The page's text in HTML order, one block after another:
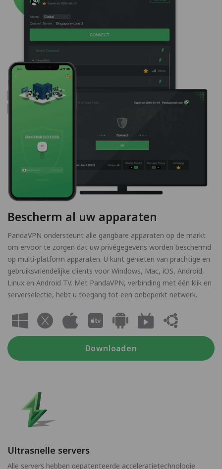
Bescherm al uw apparaten
PandaVPN ondersteunt alle gangbare apparaten op de markt
om ervoor te zorgen dat uw privégegevens worden beschermd
op multi-platform apparaten. U kunt genieten van prachtige en
gebruiksvriendelijke clients voor Windows, Mac, iOS, Android,
Linux en Android TV. Met PandaVPN, verbinding met één klik en
serverselectie, hebt u toegang tot een onbeperkt netwerk.
Downloaden
Ultrasnelle servers
Alle servers hebben gepatenteerde acceleratietechnologie